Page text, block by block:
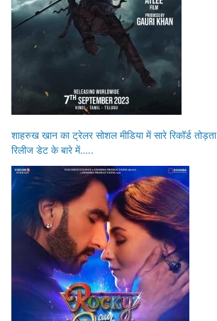
शाहरुख खान का ट्रेलर सोशल मीडिया में सारे रिकॉर्ड
रिलीज डेट के बारे में…..